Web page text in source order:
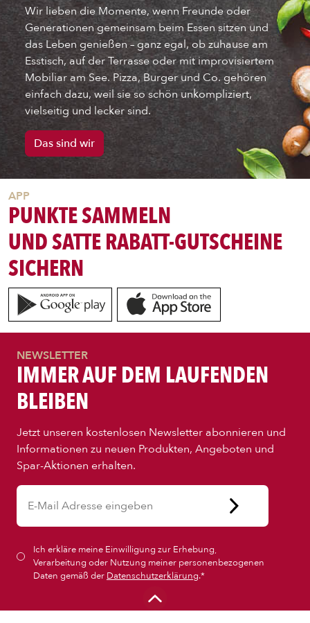
ENTDECKE UNSER ZEUG
CALZONE
AUFLAUF
BURGER
VEGI/VEGAN
SALAT
Wir lieben die Momente, wenn Freunde oder
Generationen gemeinsam beim Essen sitzen und
das Leben genießen – ganz egal, ob zuhause am
Esstisch, auf der Terrasse oder mit improvisiertem
Mobiliar am See. Pizza, Burger und Co. gehören
einfach dazu, weil sie so schön unkompliziert,
vielseitig und lecker sind.
Das sind wir
APP
PUNKTE SAMMELN
UND SATTE RABATT-GUTSCHEINE
SICHERN
Ich erkläre meine Einwilligung zur Erhebung,
Verarbeitung oder Nutzung meiner personenbezogenen
Daten gemäß der Datenschutzerklärung.*
NEWSLETTER
IMMER AUF DEM LAUFENDEN
BLEIBEN
Jetzt unseren kostenlosen Newsletter abonnieren und
Informationen zu neuen Produkten, Angeboten und
Spar-Aktionen erhalten.